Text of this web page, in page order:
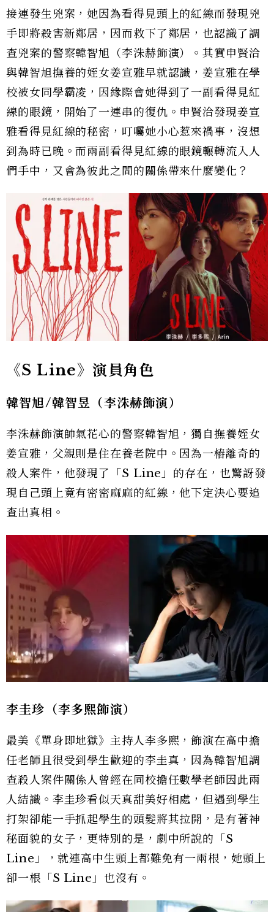
接連發生兇案，她因為看得見頭上的紅線而發現兇
手即將殺害新鄰居，因而救下了鄰居，也認識了調
查兇案的警察韓智旭（李洙赫飾演）。其實申賢洽
與韓智旭撫養的姪女姜宣雅早就認識，姜宣雅在學
校被女同學霸凌，因緣際會她得到了一副看得見紅
線的眼鏡，開始了一連串的復仇。申賢洽發現姜宣
雅看得見紅線的秘密，叮囑她小心惹來禍事，沒想
到為時已晚。而兩副看得見紅線的眼鏡輾轉流入人
們手中，又會為彼此之間的關係帶來什麼變化？
《S Line》演員角色
韓智旭/韓智昱（李洙赫飾演）
李洙赫飾演帥氣花心的警察韓智旭，獨自撫養姪女
姜宣雅，父親則是住在養老院中。因為一樁離奇的
殺人案件，他發現了「S Line」的存在，也驚訝發
現自己頭上竟有密密麻麻的紅線，他下定決心要追
查出真相。
李圭珍（李多熙飾演）
最美《單身即地獄》主持人李多熙，飾演在高中擔
任老師且很受到學生歡迎的李圭真，因為韓智旭調
查殺人案件關係人曾經在同校擔任數學老師因此兩
人結識。李圭珍看似天真甜美好相處，但遇到學生
打架卻能一手抓起學生的頭髮將其拉開，是有著神
秘面貌的女子，更特別的是，劇中所說的「S
Line」，就連高中生頭上都難免有一兩根，她頭上
卻一根「S Line」也沒有。